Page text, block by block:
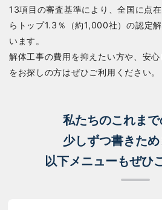
13項目の審査基準により、全国に点
らトップ1.3％（約1,000社）の認定
います。
解体工事の費用を抑えたい方や、安
をお探しの方はぜひご利用ください。
私たちのこれま
少しずつ書きため
以下メニューもぜひ